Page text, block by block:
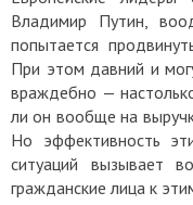
Владимир Путин,
попытается
При этом давний и
враждебно —
ли он вообще на
Но эффективность
ситуаций вызывает
гражданские лица к